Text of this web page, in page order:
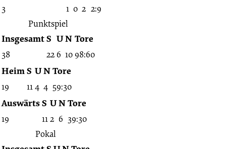
08
-
Halbfinale
28.07.1995
-
3 1 0 2 2:9
Punktspiel
InsgesamtS UN Tore
38 22 6 10 98:60
HeimS UNTore
19 114 4 59:30
AuswärtsS UNTore
19 112 6 39:30
Pokal